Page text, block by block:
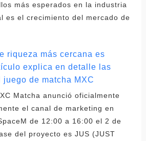
más esperados en la industria
es el crecimiento del mercado de
riqueza más cercana es
explica en detalle las
de matcha MXC
Matcha anunció oficialmente
el canal de marketing en
de 12:00 a 16:00 el 2 de
del proyecto es JUS (JUST